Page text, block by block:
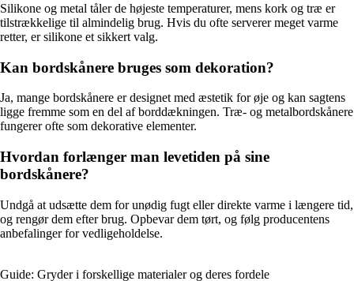
Silikone og metal tåler de højeste temperaturer, mens kork og træ er
tilstrækkelige til almindelig brug. Hvis du ofte serverer meget varme
retter, er silikone et sikkert valg.
Kan bordskånere bruges som dekoration?
Ja, mange bordskånere er designet med æstetik for øje og kan sagtens
ligge fremme som en del af borddækningen. Træ- og metalbordskånere
fungerer ofte som dekorative elementer.
Hvordan forlænger man levetiden på sine
bordskånere?
Undgå at udsætte dem for unødig fugt eller direkte varme i længere tid,
og rengør dem efter brug. Opbevar dem tørt, og følg producentens
anbefalinger for vedligeholdelse.
Guide: Gryder i forskellige materialer og deres fordele